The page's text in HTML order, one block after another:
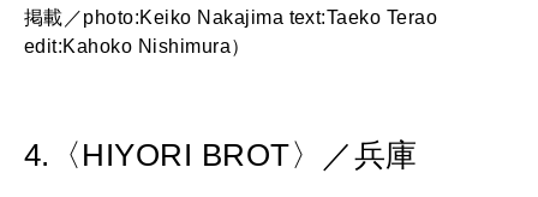
掲載／photo:Keiko Nakajima text:Taeko Terao
edit:Kahoko Nishimura）
4.〈HIYORI BROT〉／兵庫